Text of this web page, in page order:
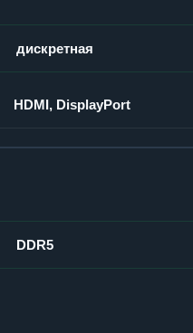
дискретная
HDMI, DisplayPort
DDR5